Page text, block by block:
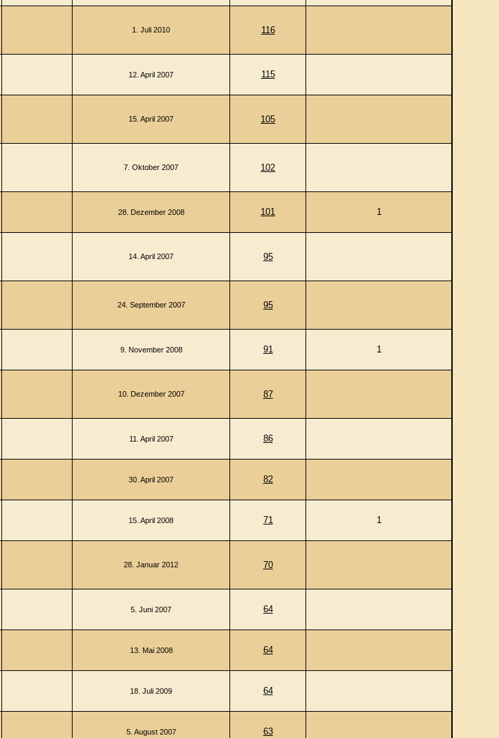
1. Juli 2010 116
12. April 2007 115
15. April 2007 105
7. Oktober 2007 102
28. Dezember 2008 101 1
14. April 2007 95
24. September 2007 95
9. November 2008 91 1
10. Dezember 2007 87
11. April 2007 86
30. April 2007 82
15. April 2008 71 1
28. Januar 2012 70
5. Juni 2007 64
13. Mai 2008 64
18. Juli 2009 64
5. August 2007 63